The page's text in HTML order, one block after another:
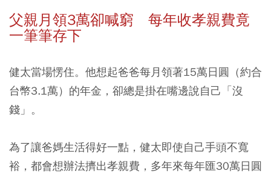
父親月領3萬卻喊窮 每年收孝親費竟
一筆筆存下
健太當場愣住。他想起爸爸每月領著15萬日圓（約合
台幣3.1萬）的年金，卻總是掛在嘴邊說自己「沒
錢」。
為了讓爸媽生活得好一點，健太即使自己手頭不寬
裕，都會想辦法擠出孝親費，多年來每年匯30萬日圓